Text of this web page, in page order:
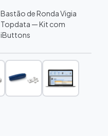
Bastão de Ronda Vigia
Topdata — Kit com
iButtons